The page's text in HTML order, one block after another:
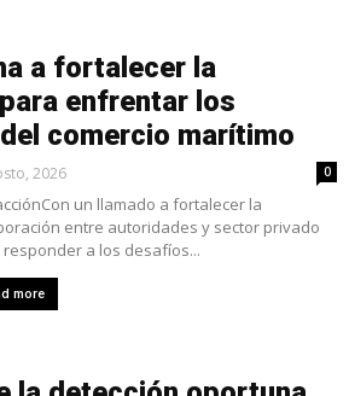
a fortalecer la
enfrentar los
comercio marítimo
2026 0
un llamado a fortalecer la
entre autoridades y sector privado
responder a los desafíos...
more